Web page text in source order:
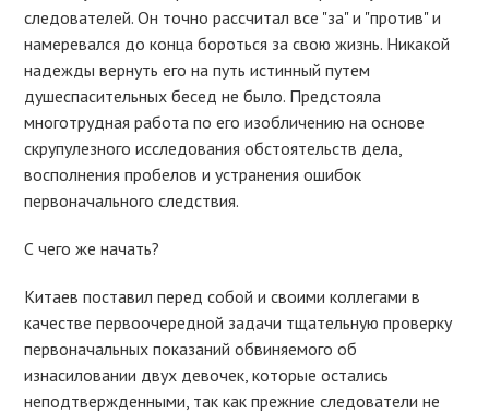
следователей. Он точно рассчитал все "за" и "против" и
намеревался до конца бороться за свою жизнь. Никакой
надежды вернуть его на путь истинный путем
душеспасительных бесед не было. Предстояла
многотрудная работа по его изобличению на основе
скрупулезного исследования обстоятельств дела,
восполнения пробелов и устранения ошибок
первоначального следствия.
С чего же начать?
Китаев поставил перед собой и своими коллегами в
качестве первоочередной задачи тщательную проверку
первоначальных показаний обвиняемого об
изнасиловании двух девочек, которые остались
неподтвержденными, так как прежние следователи не